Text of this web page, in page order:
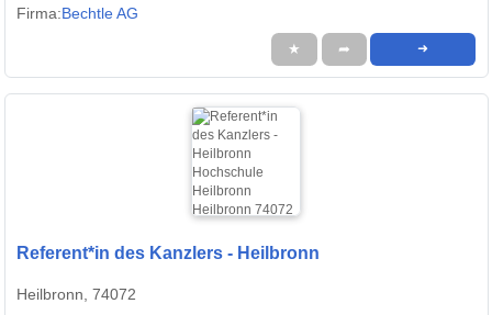
Firma:Bechtle AG
★ ➦ ➜
Referent*in des Kanzlers - Heilbronn
Heilbronn, 74072